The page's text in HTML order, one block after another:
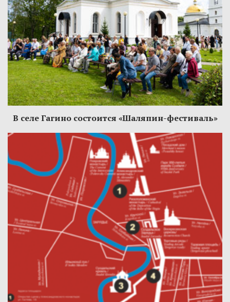
В селе Гагино состоится «Шаляпин-фестиваль»